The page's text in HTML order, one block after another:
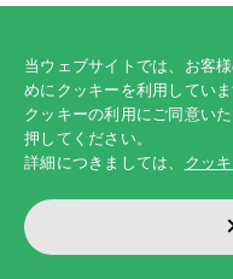
当ウェブサイトでは、お客
めにクッキーを利用していま
クッキーの利用にご同意い
押してください。
詳細につきましては、 クッ